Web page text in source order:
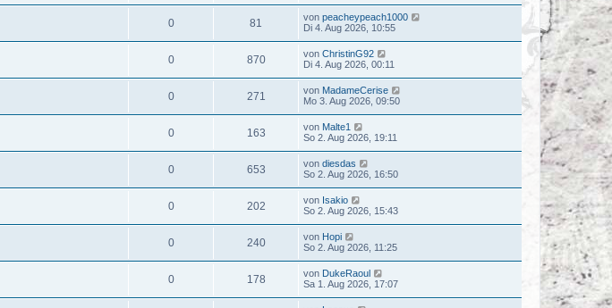
0 81 von peacheypeach1000
Di 4. Aug 2026, 10:55
0 870 von ChristinG92
Di 4. Aug 2026, 00:11
0 271 von MadameCerise
Mo 3. Aug 2026, 09:50
0 163 von Malte1
So 2. Aug 2026, 19:11
0 653 von diesdas
So 2. Aug 2026, 16:50
0 202 von Isakio
So 2. Aug 2026, 15:43
0 240 von Hopi
So 2. Aug 2026, 11:25
0 178 von DukeRaoul
Sa 1. Aug 2026, 17:07